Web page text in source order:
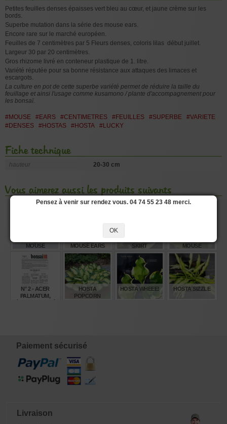
Petites feuilles denses épaisses vert bleu au cœur, et jaune crème sur les
bords.
Superbe mutation dans la série des mouse ears.
Encore rare sur le marché européen.
Feuilles de 7 centimètres par 5 Fleurs denses, coloris lilas début juillet.
Largeur 30 par 20 centimètres.
Gros rhizome livré en conteneur plastique de 1. litre.
Variété réputée pour sa bonne résistance aux attaques des limaces et
escargots.
La culture en pot de cette superbe variété permet de réduire la taille du
feuillage et ainsi l'usage comme kusamono / plante d'accompagnement pour
les bonsaï.
#MOUSE #EARS #CENTIMETRES #FEUILLES #SUPERBE
#VARIETE
#DENSES
#HOSTAS #HOSTA #LUCKY
Fiche technique
hauteur 20-30 cm
Vous aimerez aussi les produits suivants
MOUSE
12,00 €
MOUSE EARS
10,00€
SKIRT
12,00€
MOUSE
12,00€
N° 2 - ACER
PALMATUM,
HOSTA
POPCORN
HOSTA WHEEE! HOSTA SIZZLE
Paiement sécurisé
Livraison
Pensez à venir sur rendez vous. 04 74 55 23 48 merci.
OK